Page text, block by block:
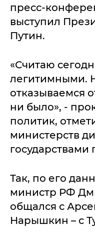
пресс-
выступил
Путин.
«Считаю
легитимными.
отказываемся
ни было», -
политик,
министерств
государствами
Так, по его
министр РФ
общался с
Нарышкин – с